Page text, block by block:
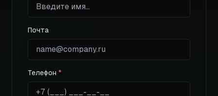
Почта
Телефон *